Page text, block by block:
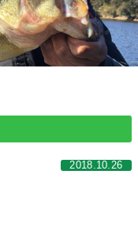
2018.10.26